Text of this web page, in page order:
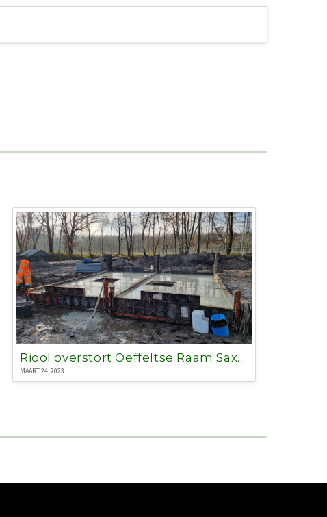
Riool overstort Oeffeltse Raam Saxe Gotha Boxmeer
MAART 24, 2023